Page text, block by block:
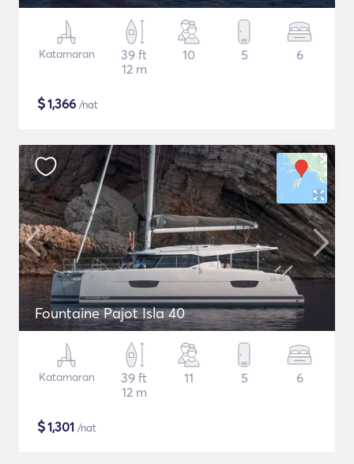
Katamaran
39 ft
12 m
10 5 6
$1,366 /nat
Fountaine Pajot Isla 40
Katamaran
39 ft
12 m
11 5 6
$1,301 /nat